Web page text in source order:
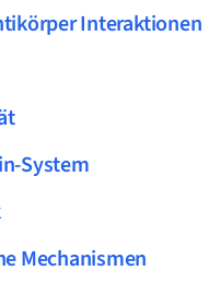
Interaktionen
System
Mechanismen